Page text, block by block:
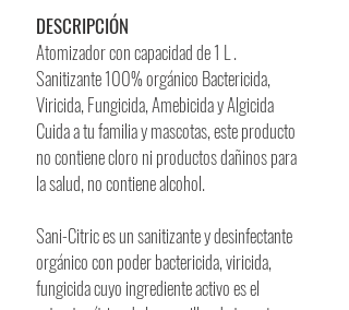
DESCRIPCIÓN
Atomizador con capacidad de 1 L .
Sanitizante 100% orgánico Bactericida,
Viricida, Fungicida, Amebicida y Algicida
Cuida a tu familia y mascotas, este producto
no contiene cloro ni productos dañinos para
la salud, no contiene alcohol.
Sani-Citric es un sanitizante y desinfectante
orgánico con poder bactericida, viricida,
fungicida cuyo ingrediente activo es el